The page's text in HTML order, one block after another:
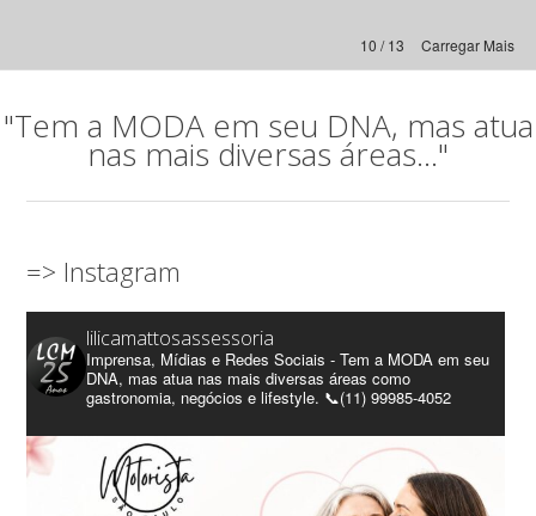
Carregar Mais
10 / 13
"Tem a MODA em seu DNA, mas atua
nas mais diversas áreas..."
=> Instagram
lilicamattosassessoria
Imprensa, Mídias e Redes Sociais - Tem a MODA em seu
DNA, mas atua nas mais diversas áreas como
gastronomia, negócios e lifestyle. 📞(11) 99985-4052